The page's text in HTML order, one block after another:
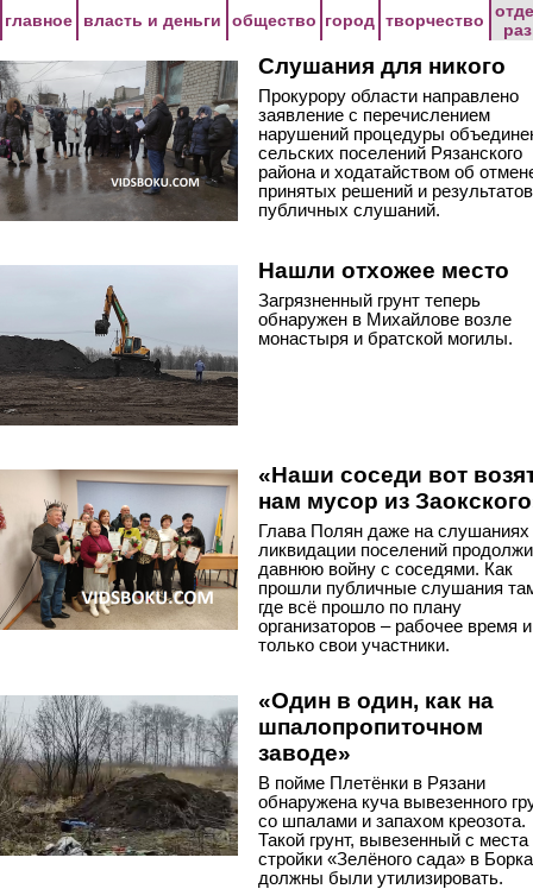
главное власть и деньги общество город творчество
Слушания для никого
Прокурору области направлено
заявление с перечислением
нарушений процедуры
сельских поселений Рязанского
района и ходатайством об
принятых решений и результатов
публичных слушаний.
Нашли отхожее место
Загрязненный грунт теперь
обнаружен в Михайлове возле
монастыря и братской могилы.
«Наши соседи вот
нам мусор из
Глава Полян даже на слушаниях
ликвидации поселений
давнюю войну с соседями. Как
прошли публичные слушания
где всё прошло по плану
организаторов – рабочее время и
только свои участники.
«Один в один, как на
шпалопропиточном
заводе»
В пойме Плетёнки в Рязани
обнаружена куча вывезенного
со шпалами и запахом креозота.
Такой грунт, вывезенный с места
стройки «Зелёного сада» в
должны были утилизировать.